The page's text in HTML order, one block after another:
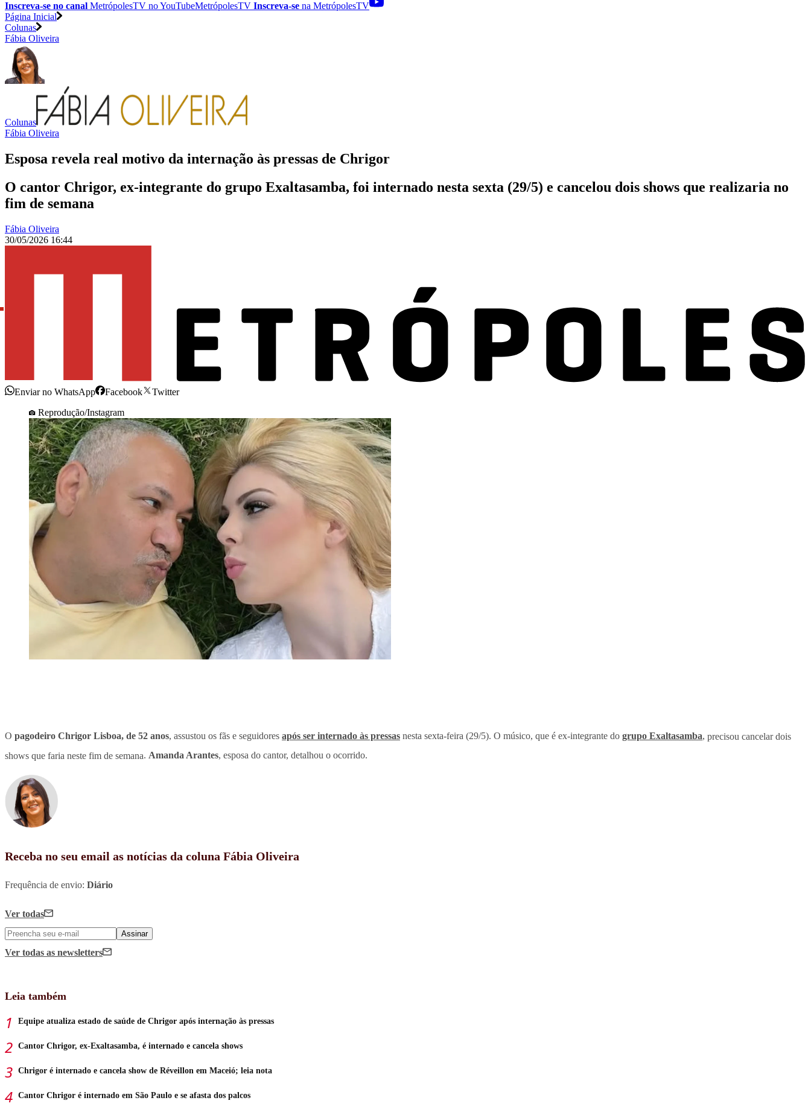
Inscreva-se no canal MetrópolesTV noYouTubeMetrópolesTV Inscreva-se na MetrópolesTV
Página Inicial
Colunas
Fábia Oliveira
Colunas
Fábia Oliveira
Esposa revela real motivo da internação às pressas de Chrigor
O cantor Chrigor, ex-integrante do grupo Exaltasamba, foi internado nesta sexta (29/5) e cancelou dois shows que realizaria no
fim de semana
Fábia Oliveira
30/05/2026 16:44
Enviar no WhatsApp Facebook
Twitter
Reprodução/Instagram
O pagodeiro Chrigor Lisboa, de 52 anos, assustou os fãs e seguidores após ser internado às pressas nesta sexta-feira (29/5). O músico, que é ex-integrante do grupo Exaltasamba, precisou cancelar dois
shows que faria neste fim de semana. Amanda Arantes, esposa do cantor, detalhou o ocorrido.
Receba no seu email as notícias da coluna Fábia Oliveira
Frequência de envio: Diário
Ver todas
Assinar
Ver todas as newsletters
Leia também
Equipe atualiza estado de saúde de Chrigor após internação às pressas
Cantor Chrigor, ex-Exaltasamba, é internado e cancela shows
Chrigor é internado e cancela show de Réveillon em Maceió; leia nota
Cantor Chrigor é internado em São Paulo e se afasta dos palcos